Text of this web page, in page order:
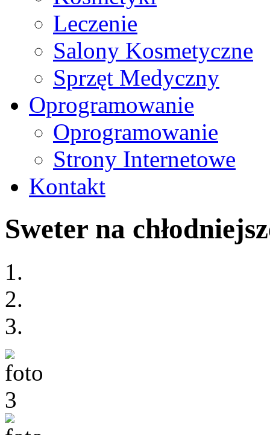
Leczenie
Salony Kosmetyczne
Sprzęt Medyczny
Oprogramowanie
Oprogramowanie
Strony Internetowe
Kontakt
Sweter na